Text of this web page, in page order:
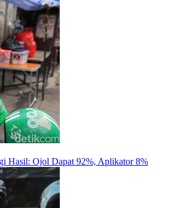
Hasil: Ojol Dapat 92%, Aplikator 8%